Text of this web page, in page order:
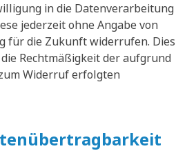
in die Datenverarbeitung
jederzeit ohne Angabe von
für die Zukunft widerrufen. Dies
Rechtmäßigkeit der aufgrund
Widerruf erfolgten